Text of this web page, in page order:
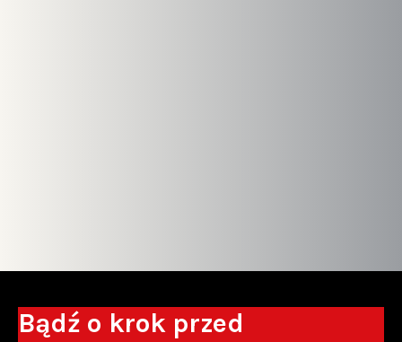
Bądź o krok przed